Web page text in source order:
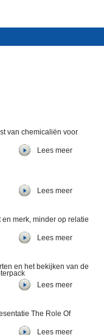
van chemicaliën voor
Lees meer
Lees meer
merk, minder op relatie
Lees meer
en het bekijken van de
Lees meer
The Role Of
Lees meer